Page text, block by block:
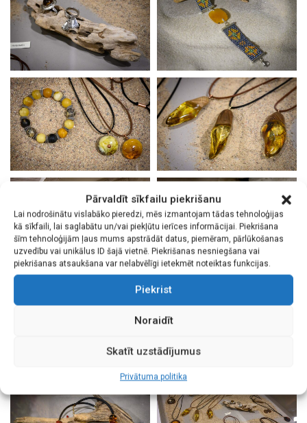
Pārvaldīt sīkfailu piekrišanu
Lai nodrošinātu vislabāko pieredzi, mēs izmantojam tādas tehnoloģijas
kā sīkfaili, lai saglabātu un/vai piekļūtu ierīces informācijai. Piekrišana
šīm tehnoloģijām ļaus mums apstrādāt datus, piemēram, pārlūkošanas
uzvedību vai unikālus ID šajā vietnē. Piekrišanas nesniegšana vai
piekrišanas atsaukšana var nelabvēlīgi ietekmēt noteiktas funkcijas.
Piekrist
Noraidīt
Skatīt uzstādījumus
Privātuma politika